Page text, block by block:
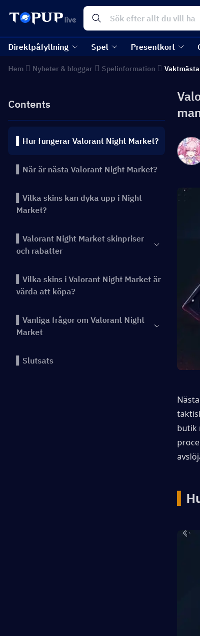
Direktpåfyllning Spel Presentkort
Hem Nyheter & bloggar Spelinformation
Contents
▍Hur fungerar Valorant Night Market?
▍När är nästa Valorant Night Market?
▍Vilka skins kan dyka upp i Night
Market?
▍Valorant Night Market skinpriser
och rabatter
▍Vilka skins i Valorant Night Market är
värda att köpa?
▍Vanliga frågor om Valorant Night
Market
▍Slutsats
butik